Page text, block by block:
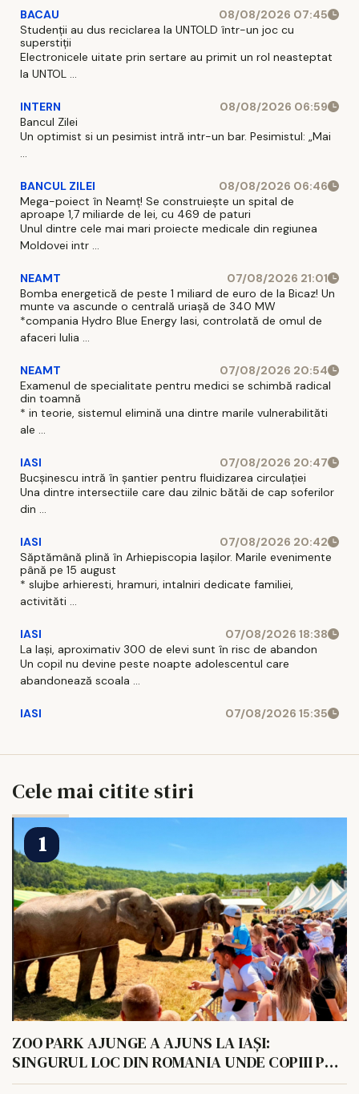
BACAU
08/08/2026 07:45
Studenții au dus reciclarea la UNTOLD într-un joc cu
superstiții
Electronicele uitate prin sertare au primit un rol neasteptat
la UNTOL ...
INTERN
08/08/2026 06:59
Bancul Zilei
Un optimist si un pesimist intră intr-un bar. Pesimistul: „Mai
...
BANCUL ZILEI
08/08/2026 06:46
Mega-poiect în Neamț! Se construiește un spital de
aproape 1,7 miliarde de lei, cu 469 de paturi
Unul dintre cele mai mari proiecte medicale din regiunea
Moldovei intr ...
NEAMT
07/08/2026 21:01
Bomba energetică de peste 1 miliard de euro de la Bicaz! Un
munte va ascunde o centrală uriașă de 340 MW
*compania Hydro Blue Energy Iasi, controlată de omul de
afaceri Iulia ...
NEAMT
07/08/2026 20:54
Examenul de specialitate pentru medici se schimbă radical
din toamnă
* in teorie, sistemul elimină una dintre marile vulnerabilităti
ale ...
IASI
07/08/2026 20:47
Bucșinescu intră în șantier pentru fluidizarea circulației
Una dintre intersectiile care dau zilnic bătăi de cap soferilor
din ...
IASI
07/08/2026 20:42
Săptămână plină în Arhiepiscopia Iașilor. Marile evenimente
până pe 15 august
* slujbe arhieresti, hramuri, intalniri dedicate familiei,
activităti ...
IASI
07/08/2026 18:38
La Iași, aproximativ 300 de elevi sunt în risc de abandon
Un copil nu devine peste noapte adolescentul care
abandonează scoala ...
IASI 07/08/2026 15:35
Cele mai citite stiri
ZOO PARK AJUNGE A AJUNS LA IAȘI:
SINGURUL LOC DIN ROMANIA UNDE COPIII POT
HRANI UN ELEFANT